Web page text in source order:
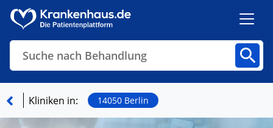
Suche nach Behandlung
Kliniken in: 14050 Berlin